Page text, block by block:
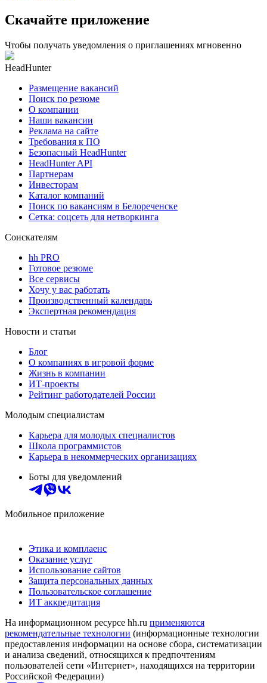
Скачайте приложение
Чтобы получать уведомления о приглашениях мгновенно
HeadHunter
Размещение вакансий
Поиск по резюме
О компании
Наши вакансии
Реклама на сайте
Требования к ПО
Безопасный HeadHunter
HeadHunter API
Партнерам
Инвесторам
Каталог компаний
Поиск по вакансиям в Белореченске
Сетка: соцсеть для нетворкинга
Соискателям
hh PRO
Готовое резюме
Все сервисы
Хочу у вас работать
Производственный календарь
Экспертная рекомендация
Новости и статьи
Блог
О компаниях в игровой форме
Жизнь в компании
ИТ-проекты
Рейтинг работодателей России
Молодым специалистам
Карьера для молодых специалистов
Школа программистов
Карьера в некоммерческих организациях
Боты для уведомлений
Мобильное приложение
Этика и комплаенс
Оказание услуг
Использование сайтов
Защита персональных данных
Пользовательское соглашение
ИТ аккредитация
На информационном ресурсе hh.ru применяются
рекомендательные технологии (информационные технологии
предоставления информации на основе сбора, систематизации
и анализа сведений, относящихся к предпочтениям
пользователей сети «Интернет», находящихся на территории
Российской Федерации)